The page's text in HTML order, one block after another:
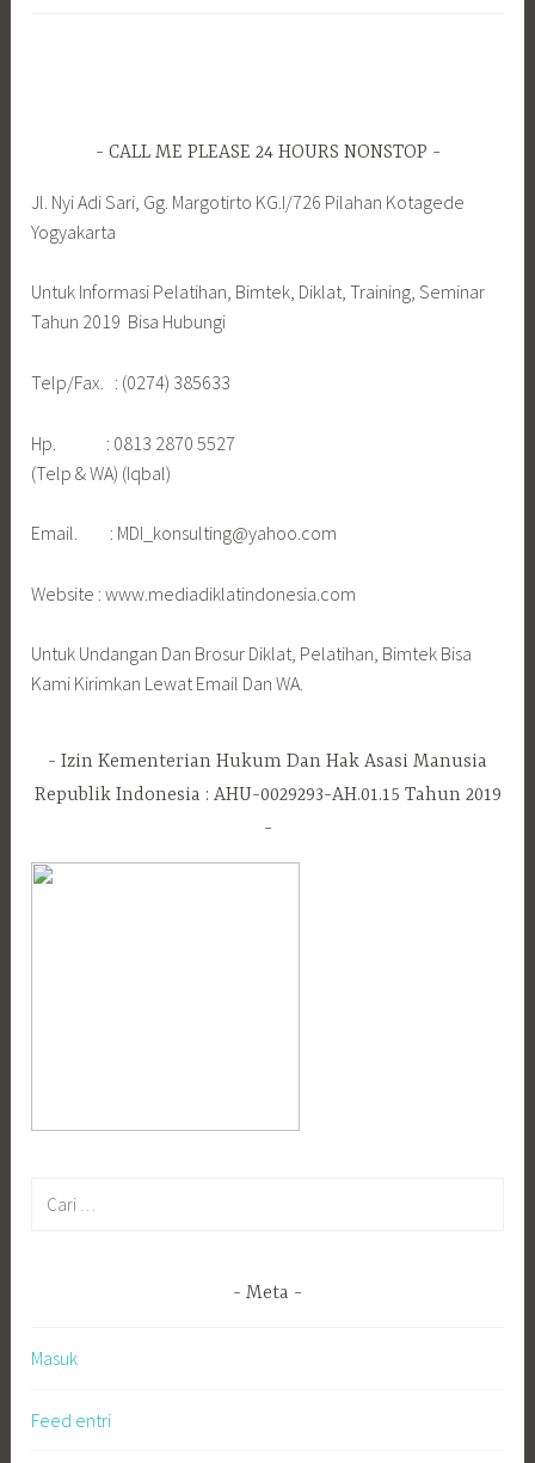
CALL ME PLEASE 24 HOURS NONSTOP
Jl. Nyi Adi Sari, Gg. Margotirto KG.I/726 Pilahan Kotagede
Yogyakarta
Untuk Informasi Pelatihan, Bimtek, Diklat, Training, Seminar
Tahun 2019 Bisa Hubungi
Telp/Fax. : (0274) 385633
Hp. : 0813 2870 5527
(Telp & WA) (Iqbal)
Email. : MDI_konsulting@yahoo.com
Website : www.mediadiklatindonesia.com
Untuk Undangan Dan Brosur Diklat, Pelatihan, Bimtek Bisa
Kami Kirimkan Lewat Email Dan WA.
Izin Kementerian Hukum Dan Hak Asasi Manusia
Republik Indonesia : AHU-0029293-AH.01.15 Tahun 2019
Meta
Masuk
Feed entri